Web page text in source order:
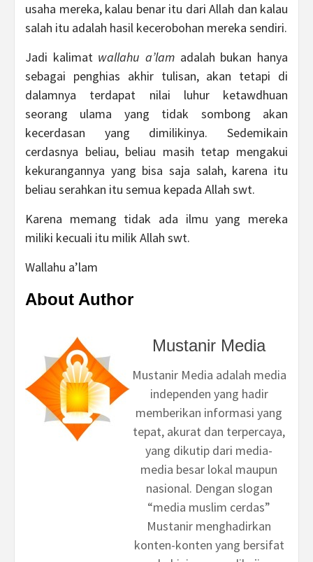
usaha mereka, kalau benar itu dari Allah dan kalau
salah itu adalah hasil kecerobohan mereka sendiri.
Jadi kalimat wallahu a’lam adalah bukan hanya
sebagai penghias akhir tulisan, akan tetapi di
dalamnya terdapat nilai luhur ketawdhuan
seorang ulama yang tidak sombong akan
kecerdasan yang dimilikinya. Sedemikain
cerdasnya beliau, beliau masih tetap mengakui
kekurangannya yang bisa saja salah, karena itu
beliau serahkan itu semua kepada Allah swt.
Karena memang tidak ada ilmu yang mereka
miliki kecuali itu milik Allah swt.
Wallahu a’lam
About Author
Mustanir Media
Mustanir Media adalah media
independen yang hadir
memberikan informasi yang
tepat, akurat dan terpercaya,
yang dikutip dari media-
media besar lokal maupun
nasional. Dengan slogan
“media muslim cerdas”
Mustanir menghadirkan
konten-konten yang bersifat